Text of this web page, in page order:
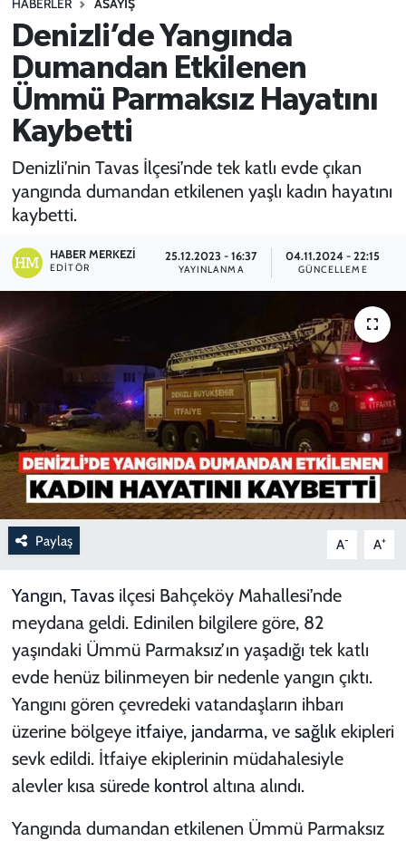
HABERLER ASAYİŞ
Denizli’de Yangında
Dumandan Etkilenen
Ümmü Parmaksız Hayatını
Kaybetti
Denizli’nin Tavas İlçesi’nde tek katlı evde çıkan
yangında dumandan etkilenen yaşlı kadın hayatını
kaybetti.
HABER MERKEZI
EDITÖR
25.12.2023 - 16:37
YAYINLANMA
04.11.2024 - 22:15
GÜNCELLEME
Paylaş A- A+
Yangın, Tavasilçesi Bahçeköy Mahallesi’nde
meydana geldi. Edinilen bilgilere göre, 82
yaşındaki Ümmü Parmaksız’ın yaşadığı tek katlı
evde henüz bilinmeyen bir nedenle yangın çıktı.
Yangını gören çevredeki vatandaşların ihbarı
üzerine bölgeye itfaiye, jandarma, ve sağlıkekipleri
sevk edildi. İtfaiye ekiplerinin müdahalesiyle
alevler kısa sürede kontrolaltına alındı.
Yangında dumandan etkilenen Ümmü Parmaksız
SPOR
TEKNOLOJİ
YAŞAM